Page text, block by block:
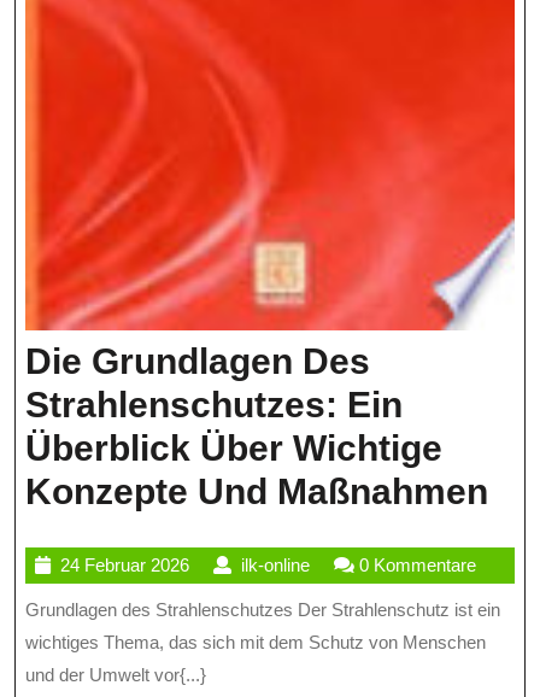
Die Grundlagen Des
Strahlenschutzes: Ein
Überblick Über Wichtige
Konzepte Und Maßnahmen
24 Februar 202624
2026
ilk-onlineilk-
0 Kommentare
Grundlagen des Strahlenschutzes Der Strahlenschutz ist ein
wichtiges Thema, das sich mit dem Schutz von Menschen
und der Umwelt vor{...}